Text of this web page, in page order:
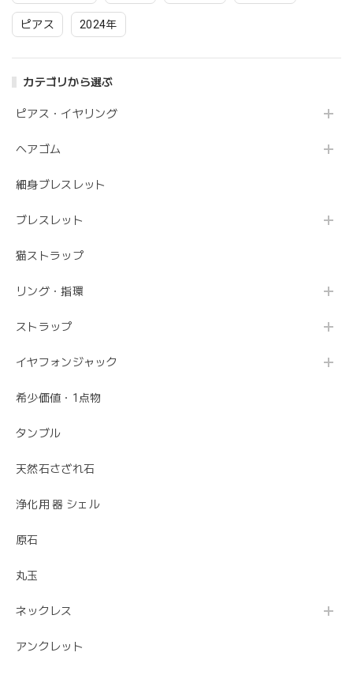
ピアス 2024年
カテゴリから選ぶ
ピアス・イヤリング
ヘアゴム
細身ブレスレット
ブレスレット
猫ストラップ
リング・指環
ストラップ
イヤフォンジャック
希少価値・1点物
タンブル
天然石さざれ石
浄化用 器 シェル
原石
丸玉
ネックレス
アンクレット